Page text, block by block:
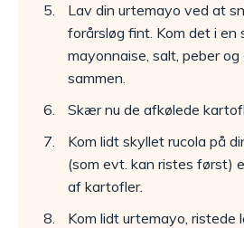
Lav din urtemayo ved at
forårsløg fint. Kom det i en
mayonnaise, salt, peber
sammen.
Skær nu de afkølede
Kom lidt skyllet rucola på
(som evt. kan ristes først)
af kartofler.
Kom lidt urtemayo, ristede